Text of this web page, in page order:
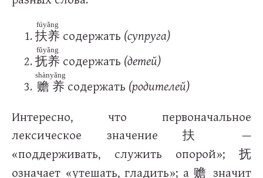
扶养
fúyǎng
содержать (супруга)
抚养
fǔyǎng
содержать (детей)
赡养
shànyǎng
содержать (родителей)
Интересно, что первоначальное
лексическое значение
扶
—
«поддерживать, служить опорой»;
抚
означает «утешать, гладить»; а 赡 значит